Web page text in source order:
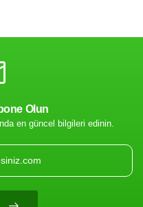
Olun
en güncel bilgileri edinin.